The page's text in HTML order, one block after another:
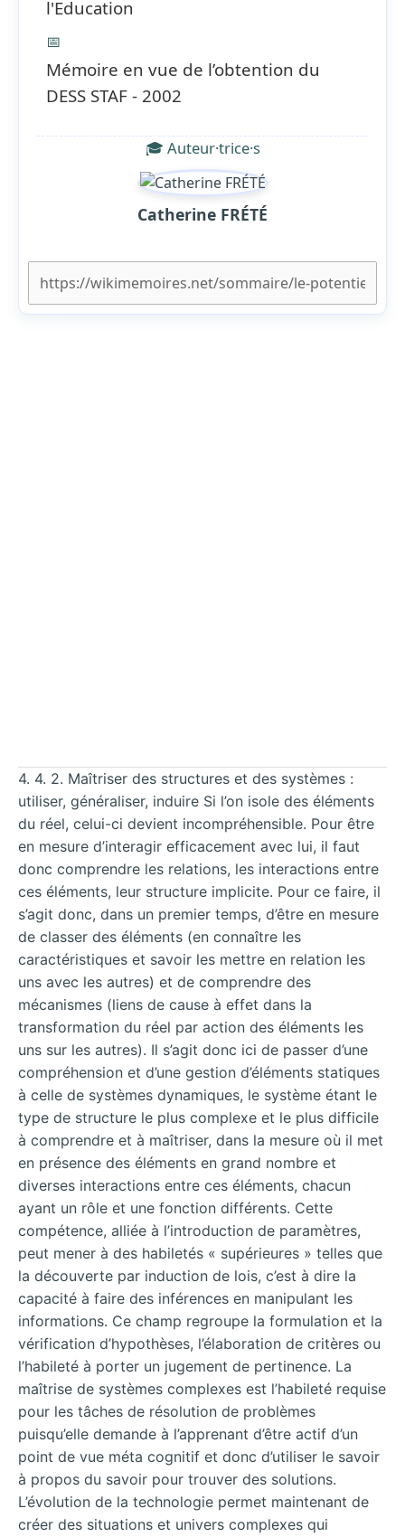
l'Education
📅
Mémoire en vue de l’obtention du
DESS STAF - 2002
🎓 Auteur·trice·s
Catherine FRÉTÉ
4. 4. 2. Maîtriser des structures et des systèmes :
utiliser, généraliser, induire Si l’on isole des éléments
du réel, celui-ci devient incompréhensible. Pour être
en mesure d’interagir efficacement avec lui, il faut
donc comprendre les relations, les interactions entre
ces éléments, leur structure implicite. Pour ce faire, il
s’agit donc, dans un premier temps, d’être en mesure
de classer des éléments (en connaître les
caractéristiques et savoir les mettre en relation les
uns avec les autres) et de comprendre des
mécanismes (liens de cause à effet dans la
transformation du réel par action des éléments les
uns sur les autres). Il s’agit donc ici de passer d’une
compréhension et d’une gestion d’éléments statiques
à celle de systèmes dynamiques, le système étant le
type de structure le plus complexe et le plus difficile
à comprendre et à maîtriser, dans la mesure où il met
en présence des éléments en grand nombre et
diverses interactions entre ces éléments, chacun
ayant un rôle et une fonction différents. Cette
compétence, alliée à l’introduction de paramètres,
peut mener à des habiletés « supérieures » telles que
la découverte par induction de lois, c’est à dire la
capacité à faire des inférences en manipulant les
informations. Ce champ regroupe la formulation et la
vérification d’hypothèses, l’élaboration de critères ou
l’habileté à porter un jugement de pertinence. La
maîtrise de systèmes complexes est l’habileté requise
pour les tâches de résolution de problèmes
puisqu’elle demande à l’apprenant d’être actif d’un
point de vue méta cognitif et donc d’utiliser le savoir
à propos du savoir pour trouver des solutions.
L’évolution de la technologie permet maintenant de
créer des situations et univers complexes qui